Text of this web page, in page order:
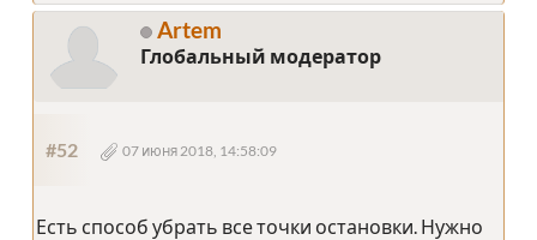
Artem
Глобальный модератор
#52 07 июня 2018, 14:58:09
Есть способ убрать все точки остановки. Нужно